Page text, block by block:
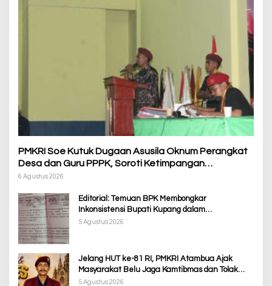
PMKRI Soe Kutuk Dugaan Asusila Oknum Perangkat
Desa dan Guru PPPK, Soroti Ketimpangan
Penanganan Pemkab TTS
6 Agustus 2026
Editorial: Temuan BPK Membongkar
Inkonsistensi Bupati Kupang dalam
Menjalankan Regulasi
5 Agustus 2026
Jelang HUT ke-81 RI, PMKRI Atambua Ajak
Masyarakat Belu Jaga Kamtibmas dan Tolak
Provokasi
5 Agustus 2026